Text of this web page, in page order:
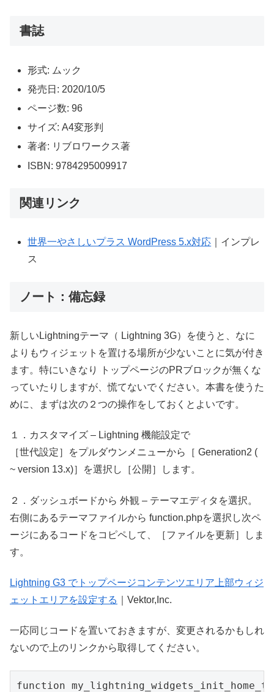
書誌
形式: ムック
発売日: 2020/10/5
ページ数: 96
サイズ: A4変形判
著者: リブロワークス著
ISBN: 9784295009917
関連リンク
世界一やさしいプラス WordPress 5.x対応 ｜インプレ
ス
ノート：備忘録
新しいLightningテーマ（ Lightning 3G）を使うと、なに
よりもウィジェットを置ける場所が少ないことに気が付き
ます。特にいきなり トップページのPRブロックが無くな
っていたりしますが、慌てないでください。本書を使うた
めに、まずは次の２つの操作をしておくとよいです。
１．カスタマイズ – Lightning 機能設定で
［世代設定］をプルダウンメニューから［ Generation2 (
~ version 13.x)］を選択し［公開］します。
２．ダッシュボードから 外観 – テーマエディタを選択。
右側にあるテーマファイルから function.phpを選択し次ペ
ージにあるコードをコピペして、［ファイルを更新］しま
す。
Lightning G3 でトップページコンテンツエリア上部ウィジ
ェットエリアを設定する
｜Vektor,Inc.
一応同じコードを置いておきますが、変更されるかもしれ
ないので上のリンクから取得してください。
function